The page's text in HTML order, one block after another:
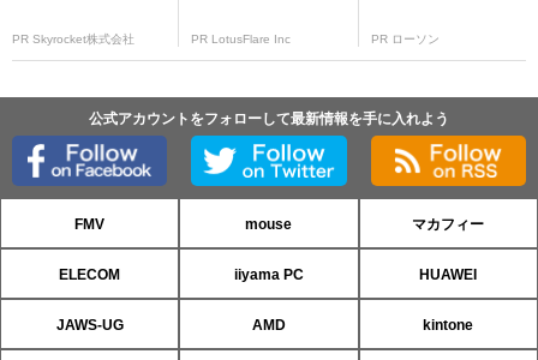
PR Skyrocket株式会社 PR LotusFlare Inc PR ローソン
公式アカウントをフォローして最新情報を手に入れよう
FMV mouse マカフィー
ELECOM iiyama PC HUAWEI
JAWS-UG AMD kintone